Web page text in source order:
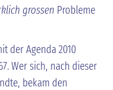
grossen Probleme
der Agenda 2010
Wer sich, nach dieser
bekam den